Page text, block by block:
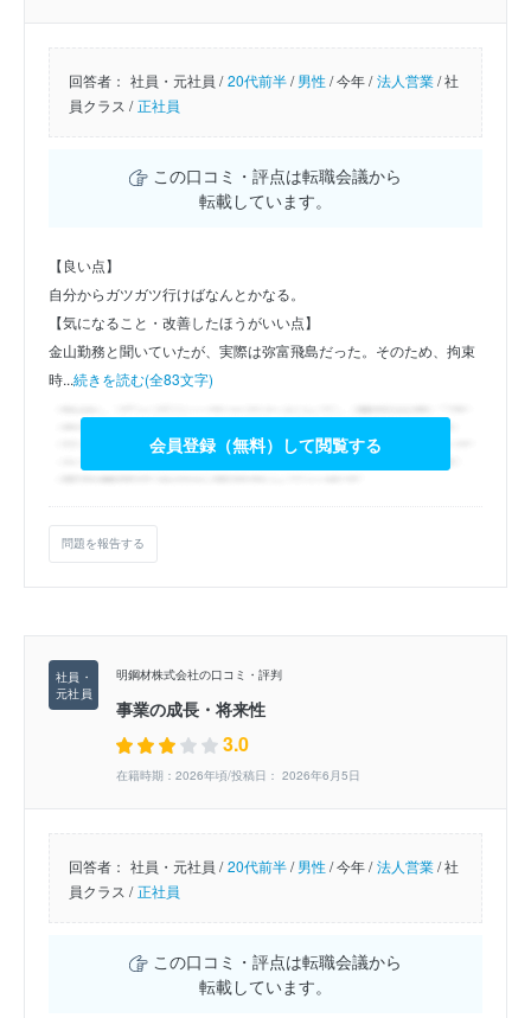
回答者： 社員・元社員 / 20代前半/男性/今年 / 法人営業/社
員クラス / 正社員
この口コミ・評点は転職会議から
転載しています。
【良い点】
自分からガツガツ行けばなんとかなる。
【気になること・改善したほうがいい点】
金山勤務と聞いていたが、実際は弥富飛島だった。そのため、拘束
時...続きを読む(全83文字)
会員登録（無料）して閲覧する
問題を報告する
明鋼材株式会社の口コミ・評判
事業の成長・将来性
3.0
在籍時期：2026年頃/投稿日： 2026年6月5日
回答者： 社員・元社員 / 20代前半/男性/今年 / 法人営業/社
員クラス / 正社員
この口コミ・評点は転職会議から
転載しています。